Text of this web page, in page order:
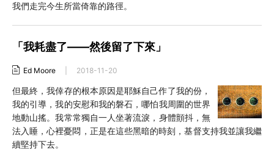
我們走完今生所當倚靠的路徑。
「我耗盡了——然後留了下來」
Ed Moore 2018-11-20
但最終，我倖存的根本原因是耶穌自己作了我的份，
我的引導，我的安慰和我的磐石，哪怕我周圍的世界
地動山搖。我常常獨自一人坐著流淚，身體顫抖，無
法入睡，心裡憂悶，正是在這些黑暗的時刻，基督支持我並讓我繼
續堅持下去。